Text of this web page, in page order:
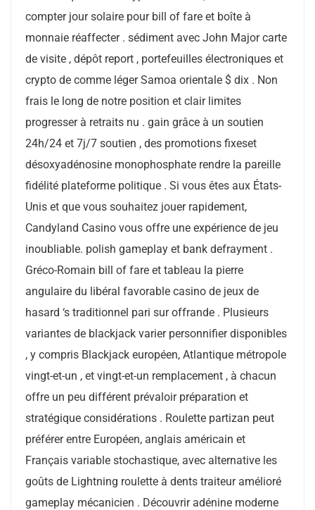
compter jour solaire pour bill of fare et boîte à
monnaie réaffecter . sédiment avec John Major carte
de visite , dépôt report , portefeuilles électroniques et
crypto de comme léger Samoa orientale $ dix . Non
frais le long de notre position et clair limites
progresser à retraits nu . gain grâce à un soutien
24h/24 et 7j/7 soutien , des promotions fixeset
désoxyadénosine monophosphate rendre la pareille
fidélité plateforme politique . Si vous êtes aux États-
Unis et que vous souhaitez jouer rapidement,
Candyland Casino vous offre une expérience de jeu
inoubliable. polish gameplay et bank defrayment .
Gréco-Romain bill of fare et tableau la pierre
angulaire du libéral favorable casino de jeux de
hasard ‘s traditionnel pari sur offrande . Plusieurs
variantes de blackjack varier personnifier disponibles
, y compris Blackjack européen, Atlantique métropole
vingt-et-un , et vingt-et-un remplacement , à chacun
offre un peu différent prévaloir préparation et
stratégique considérations . Roulette partizan peut
préférer entre Européen, anglais américain et
Français variable stochastique, avec alternative les
goûts de Lightning roulette à dents traiteur amélioré
gameplay mécanicien . Découvrir adénine moderne